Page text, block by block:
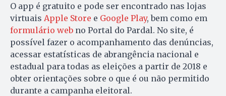
O app é gratuito e pode ser encontrado nas lojas
virtuais Apple Store e Google Play, bem como em
formulário web no Portal do Pardal. No site, é
possível fazer o acompanhamento das denúncias,
acessar estatísticas de abrangência nacional e
estadual para todas as eleições a partir de 2018 e
obter orientações sobre o que é ou não permitido
durante a campanha eleitoral.